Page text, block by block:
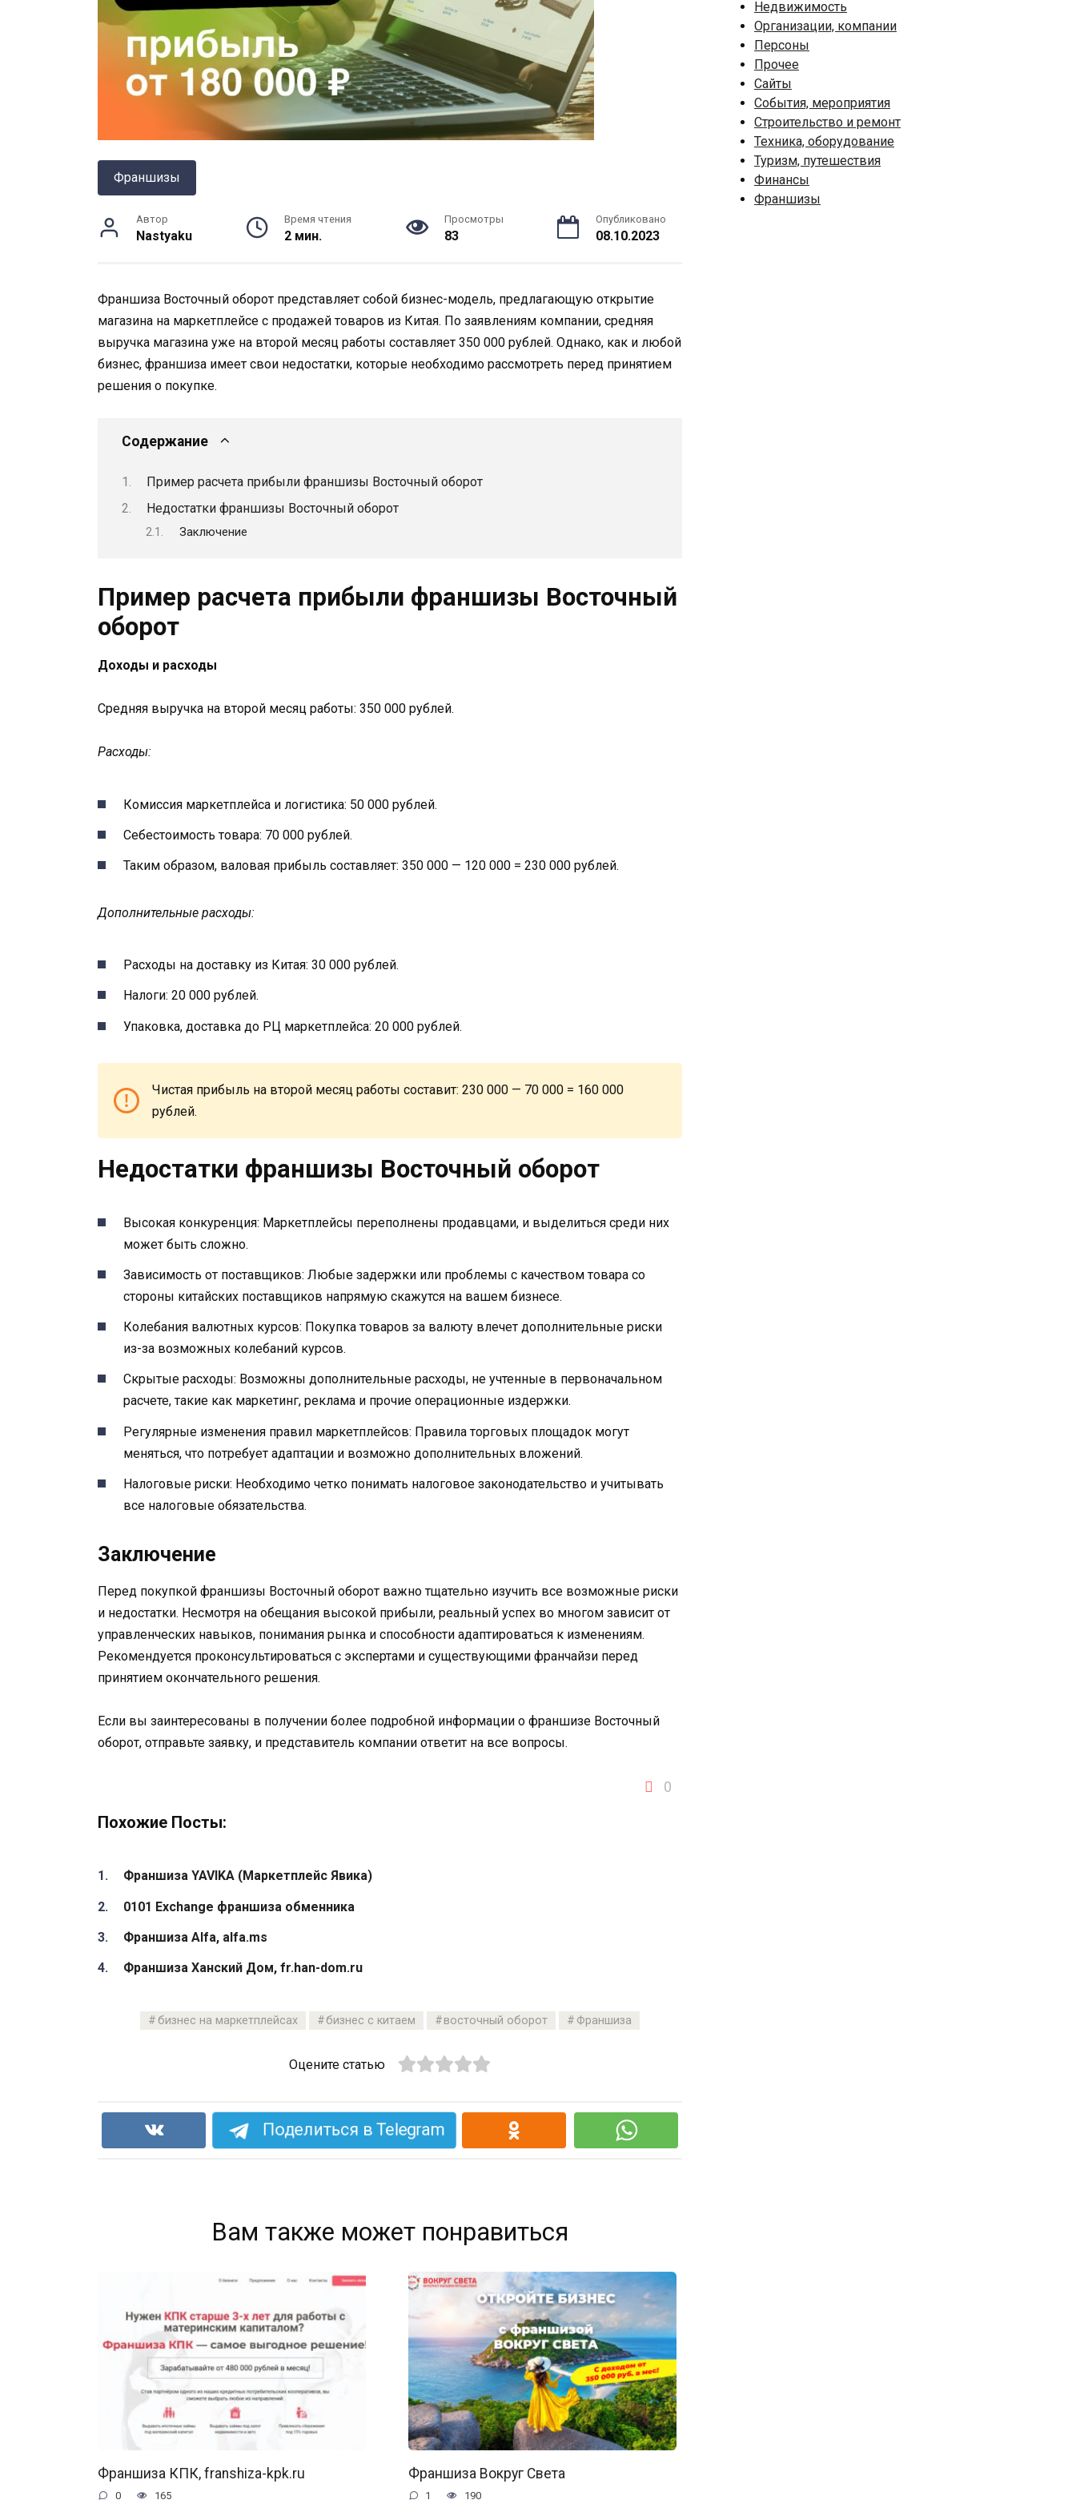
Франшизы
Автор
Nastyaku
Время чтения
2 мин.
Просмотры
83
Опубликовано
08.10.2023
Франшиза Восточный оборот представляет собой бизнес-модель, предлагающую открытие
магазина на маркетплейсе с продажей товаров из Китая. По заявлениям компании, средняя
выручка магазина уже на второй месяц работы составляет 350 000 рублей. Однако, как и любой
бизнес, франшиза имеет свои недостатки, которые необходимо рассмотреть перед принятием
решения о покупке.
Содержание
Пример расчета прибыли франшизы Восточный оборот
Недостатки франшизы Восточный оборот
Заключение
Пример расчета прибыли франшизы Восточный
оборот
Доходы и расходы
Средняя выручка на второй месяц работы: 350 000 рублей.
Расходы:
Комиссия маркетплейса и логистика: 50 000 рублей.
Себестоимость товара: 70 000 рублей.
Таким образом, валовая прибыль составляет: 350 000 — 120 000 = 230 000 рублей.
Дополнительные расходы:
Расходы на доставку из Китая: 30 000 рублей.
Налоги: 20 000 рублей.
Упаковка, доставка до РЦ маркетплейса: 20 000 рублей.
Чистая прибыль на второй месяц работы составит: 230 000 — 70 000 = 160 000
рублей.
Недостатки франшизы Восточный оборот
Высокая конкуренция: Маркетплейсы переполнены продавцами, и выделиться среди них
может быть сложно.
Зависимость от поставщиков: Любые задержки или проблемы с качеством товара со
стороны китайских поставщиков напрямую скажутся на вашем бизнесе.
Колебания валютных курсов: Покупка товаров за валюту влечет дополнительные риски
из-за возможных колебаний курсов.
Скрытые расходы: Возможны дополнительные расходы, не учтенные в первоначальном
расчете, такие как маркетинг, реклама и прочие операционные издержки.
Регулярные изменения правил маркетплейсов: Правила торговых площадок могут
меняться, что потребует адаптации и возможно дополнительных вложений.
Налоговые риски: Необходимо четко понимать налоговое законодательство и учитывать
все налоговые обязательства.
Заключение
Перед покупкой франшизы Восточный оборот важно тщательно изучить все возможные риски
и недостатки. Несмотря на обещания высокой прибыли, реальный успех во многом зависит от
управленческих навыков, понимания рынка и способности адаптироваться к изменениям.
Рекомендуется проконсультироваться с экспертами и существующими франчайзи перед
принятием окончательного решения.
Если вы заинтересованы в получении более подробной информации о франшизе Восточный
оборот, отправьте заявку, и представитель компании ответит на все вопросы.
0
Похожие Посты:
Франшиза YAVIKA (Маркетплейс Явика)
0101 Exchange франшиза обменника
Франшиза Alfa, alfa.ms
Франшиза Ханский Дом, fr.han-dom.ru
бизнес на маркетплейсах бизнес с китаем восточный оборот Франшиза
Оцените статью
Поделиться в Telegram
Вам также может понравиться
Франшиза КПК, franshiza-kpk.ru
0 165
Франшиза Вокруг Света
1 190
Недвижимость
Организации, компании
Персоны
Прочее
Сайты
События, мероприятия
Строительство и ремонт
Техника, оборудование
Туризм, путешествия
Финансы
Франшизы